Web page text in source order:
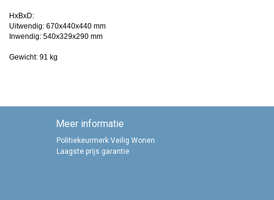
HxBxD:
Uitwendig: 670x440x440 mm
Inwendig: 540x329x290 mm
Gewicht: 91 kg
Meer informatie
Politiekeurmerk Veilig Wonen
Laagste prijs garantie